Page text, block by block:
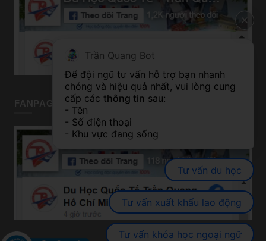
FANPAGE TP HỒ CHÍ MINH
Trần Quang Bot
Để đội ngũ tư vấn hỗ trợ bạn nhanh
chóng và hiệu quả nhất, vui lòng cung
cấp các thông tin sau:
- Tên
- Số điện thoại
- Khu vực đang sống
Tư vấn du học
Tư vấn xuất khẩu lao động
Tư vấn khóa học ngoại ngữ